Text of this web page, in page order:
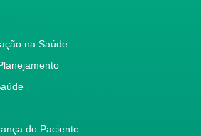
na Saúde
do Paciente